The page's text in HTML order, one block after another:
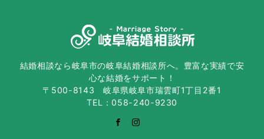
結婚相談なら岐阜市の岐阜結婚相談所へ。豊富な実績で安
心な結婚をサポート！
〒500-8143 岐阜県岐阜市瑞雲町1丁目2番1
TEL：058-240-9230